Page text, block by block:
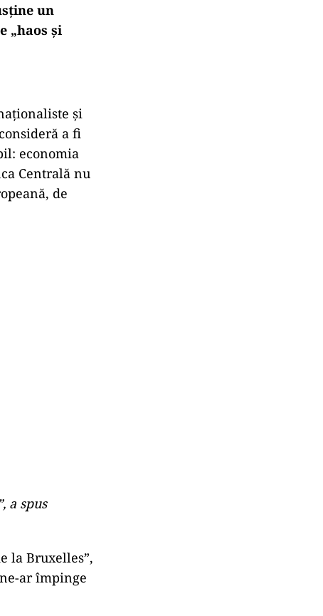
un
„haos și
și
a fi
economia
Centrală nu
de
a spus
la Bruxelles”,
ar împinge